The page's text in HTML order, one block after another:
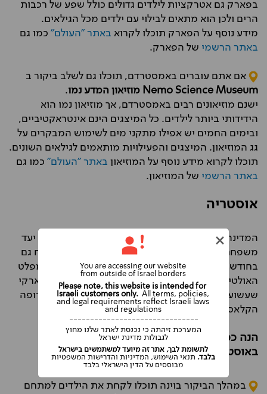
בפארק גם אטרקציות לילדים גדולים כולל שפע של רכבות
הרים ולכן הוא מתאים לבילוי עם ילדים מכל הגילאים.
מידע נוסף על הפארק תוכלו לקרוא באתר "העולם" כמו גם
באתר הרשמי של הפארק.
אם אתם עוברים באמסטרדם, תוכלו גם לשלב ביקור ב
Nemo Science Museum מוזיאון המדע נמו.
ישנם מוזיאונים רבים באמסטרדם, אך מוזיאון נמו הוא
הידידותי ביותר לילדים. כל המיצגים הינם אינטראקטיביים,
ובימים החמים יש אפילו מתקני מים לשימוש המבקרים על
גג המוזיאון. המיצגים והפעילויות מותאמים לגילאים השונים.
תוכלו לקרוא מידע נוסף על המוזיאון באתר "העולם" כמו גם
באתר הרשמי של המוזיאון.
אוסטריה
המדינה שהביאה לנו את "צלילי המוזיקה" היא בהחלט יעד
משפחתי מושלם. המרחבים הירוקים ומזג האוויר הנוח גם
בחודשי הקיץ החמים הופכים אתאוסטריה למקום המפלט
האולטימטיבי של יולי-אוגוסט. היא מציעה מגוון של פארקי
שעשועים, מסלולי טיול בטבע בעיר והמון קסם של אירופה
הקלאסית.
הנה כמה אטרקציות פופולאריות למשפחות
באוסטריה:
במהלך הביקור בוינה תוכלו לקחת את הילדים למתחם
Please note, this website is intended for
Israeli customers only.All terms, policies,
and legal requirements reflect Israeli laws
and regulations
-------------------------------
המערכת זיהתה כי נכנסת לאתר שלנו מחוץ
לגבולות מדינת ישראל
You are accessing our website
from outside of Israel borders
לתשומת לבך, אתר זה מיועד למשתמשים בישראל
בלבד. תנאי השימוש, המדיניות והדרישות המשפטיות
מבוססים על הדין הישראלי בלבד